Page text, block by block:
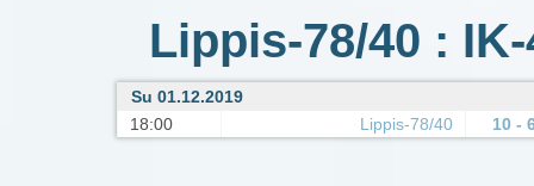
Lippis-78/40 :
Su 01.12.2019
18:00
Lippis-78/40 10 -